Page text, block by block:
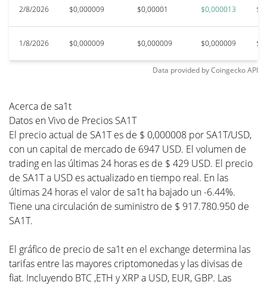
2/8/2026 $0,000009 $0,00001 $0,000013
1/8/2026 $0,000009 $0,000009 $0,000009
Data provided byCoingeckoAPI
Acerca de sa1t
Datos en Vivo de Precios SA1T
El precio actual de SA1T es de $ 0,000008 por SA1T/USD,
con un capital de mercado de 6947 USD. El volumen de
trading en las últimas 24 horas es de $ 429 USD. El precio
de SA1T a USD es actualizado en tiempo real. En las
últimas 24 horas el valor de sa1t ha bajado un -6.44%.
Tiene una circulación de suministro de $ 917.780.950 de
SA1T.
El gráfico de precio de sa1t en el exchange determina las
tarifas entre las mayores criptomonedas y las divisas de
fiat. Incluyendo BTC ,ETH y XRP a USD, EUR, GBP. Las